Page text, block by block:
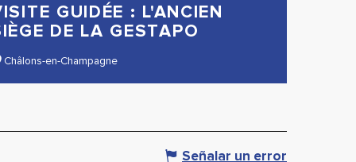
GUIDÉE : L'ANCIEN
DE LA GESTAPO
Châlons-en-Champagne
Señalar un error